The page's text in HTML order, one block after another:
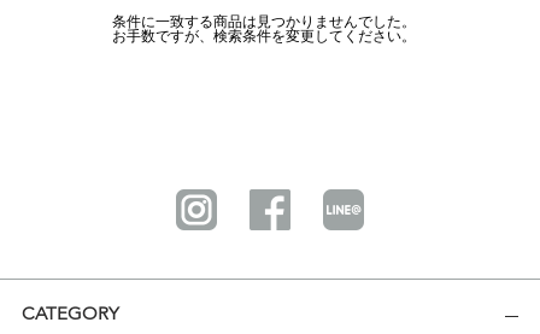
条件に一致する商品は見つかりませんでした。
お手数ですが、検索条件を変更してください。
CATEGORY